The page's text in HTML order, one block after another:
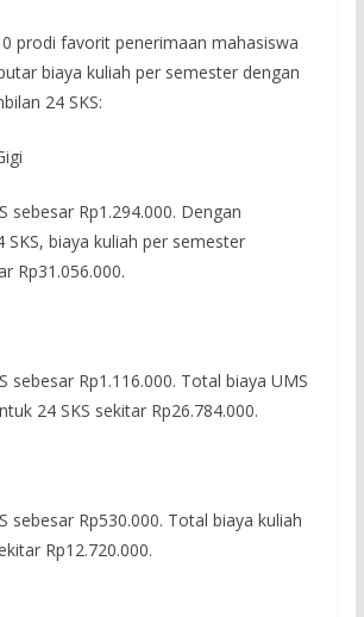
prodi favorit penerimaan mahasiswa
biaya kuliah per semester dengan
24 SKS:
sebesar Rp1.294.000. Dengan
SKS, biaya kuliah per semester
Rp31.056.000.
sebesar Rp1.116.000. Total biaya UMS
24 SKS sekitar Rp26.784.000.
sebesar Rp530.000. Total biaya kuliah
Rp12.720.000.